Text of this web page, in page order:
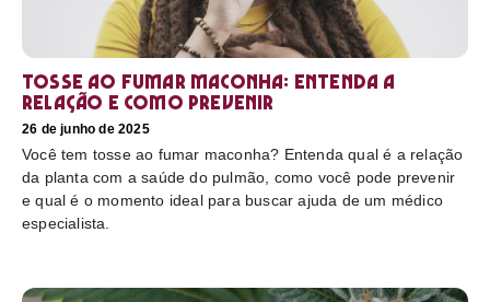
Tosse ao fumar maconha: Entenda a
relação e como prevenir
26 de junho de 2025
Você tem tosse ao fumar maconha? Entenda qual é a relação
da planta com a saúde do pulmão, como você pode prevenir
e qual é o momento ideal para buscar ajuda de um médico
especialista.